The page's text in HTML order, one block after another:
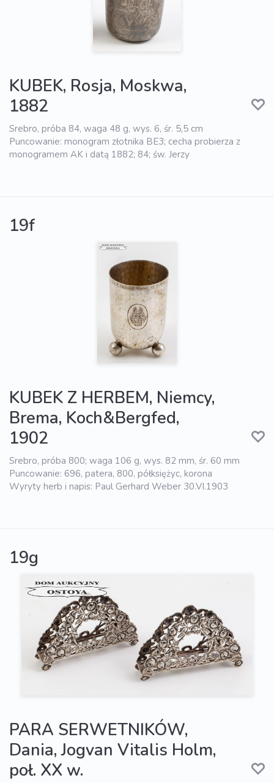
KUBEK, Rosja, Moskwa,
1882
Srebro, próba 84, waga 48 g, wys. 6, śr. 5,5 cm
Puncowanie: monogram złotnika BE3; cecha probierza z
monogramem AK i datą 1882; 84; św. Jerzy
19f
KUBEK Z HERBEM, Niemcy,
Brema, Koch&Bergfed,
1902
Srebro, próba 800; waga 106 g, wys. 82 mm, śr. 60 mm
Puncowanie: 696, patera, 800, półksiężyc, korona
Wyryty herb i napis: Paul Gerhard Weber 30.VI.1903
19g
PARA SERWETNIKÓW,
Dania, Jogvan Vitalis Holm,
poł. XX w.